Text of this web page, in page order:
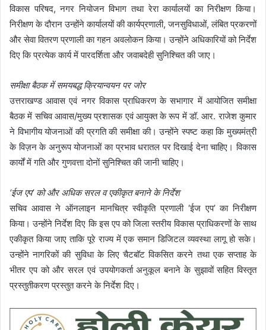
विकास परिषद, नगर नियोजन विभाग तथा रेरा कार्यालयों का निरीक्षण किया।
निरीक्षण के दौरान उन्होंने कार्यालयों की कार्यप्रणाली, जनसुविधाओं, लंबित प्रकरणों
और सेवा वितरण प्रणाली का गहन अवलोकन किया। उन्होंने अधिकारियों को निर्देश
दिए कि प्रत्येक कार्य में पारदर्शिता और जवाबदेही सुनिश्चित की जाए।
समीक्षा बैठक में समयबद्ध क्रियान्वयन पर जोर
उत्तराखण्ड आवास एवं नगर विकास प्राधिकरण के सभागार में आयोजित समीक्षा
बैठक में सचिव आवास/मुख्य प्रशासक एवं आयुक्त के रूप में डॉ. आर. राजेश कुमार
ने विभागीय योजनाओं की प्रगति की समीक्षा की। उन्होंने स्पष्ट कहा कि मुख्यमंत्री
के विज़न के अनुरूप योजनाओं का प्रभाव धरातल पर दिखाई देना चाहिए। विकास
कार्यों में गति और गुणवत्ता दोनों सुनिश्चित की जानी चाहिए।
‘ईज एप’ को और अधिक सरल व एकीकृत बनाने के निर्देश
सचिव आवास ने ऑनलाइन मानचित्र स्वीकृति प्रणाली ‘ईज एप’ का निरीक्षण
किया। उन्होंने निर्देश दिए कि इस एप को जिला स्तरीय विकास प्राधिकरणों के साथ
एकीकृत किया जाए ताकि पूरे राज्य में एक समान डिजिटल व्यवस्था लागू हो सके।
उन्होंने नागरिकों की सुविधा के लिए चैटबॉट विकसित करने तथा एक सप्ताह के
भीतर एप को और सरल एवं उपयोगकर्ता अनुकूल बनाने के सुझावों सहित विस्तृत
प्रस्तुतीकरण प्रस्तुत करने के निर्देश दिए।